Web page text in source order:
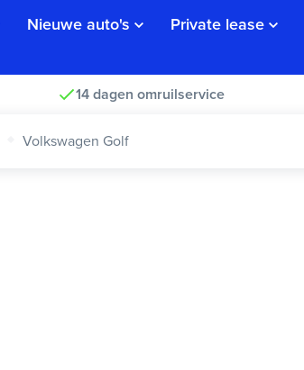
Nieuwe auto's Private lease
14 dagen omruilservice
Volkswagen Golf